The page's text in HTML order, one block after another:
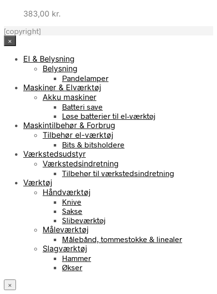
383,00 kr.
[copyright]
×
El & Belysning
Belysning
Pandelamper
Maskiner & Elværktøj
Akku maskiner
Batteri save
Løse batterier til el-værktøj
Maskintilbehør & Forbrug
Tilbehør el-værktøj
Bits & bitsholdere
Værkstedsudstyr
Værkstedsindretning
Tilbehør til værkstedsindretning
Værktøj
Håndværktøj
Knive
Sakse
Slibeværktøj
Måleværktøj
Målebånd, tommestokke & linealer
Slagværktøj
Hammer
Økser
×